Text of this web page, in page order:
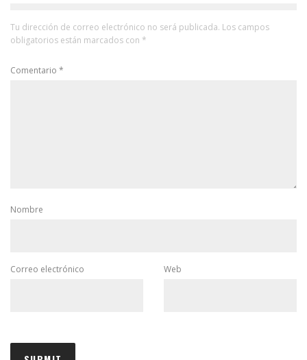
Tu dirección de correo electrónico no será publicada. Los campos
obligatorios están marcados con *
Comentario *
Nombre
Correo electrónico Web